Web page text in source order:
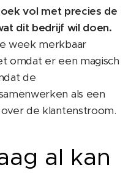
vol met precies de
dit bedrijf wil doen.
week merkbaar
omdat er een magisch
de
als een
de klantenstroom.
al kan